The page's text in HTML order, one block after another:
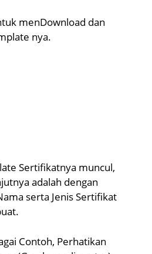
menDownload dan
nya.
Sertifikatnya muncul,
adalah dengan
serta Jenis Sertifikat
Contoh, Perhatikan